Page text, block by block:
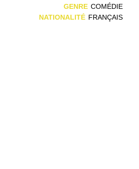
GENRE COMÉDIE
NATIONALITÉ FRANÇAIS